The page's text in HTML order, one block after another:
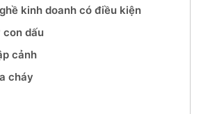
kinh doanh có điều kiện
dấu
cảnh
cháy